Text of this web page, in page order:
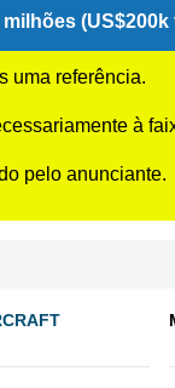
milhões (US$200k
uma referência.
à
pelo anunciante.